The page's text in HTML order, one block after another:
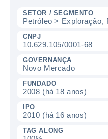
SETOR / SEGMENTO
Petróleo > Exploração,
CNPJ
10.629.105/0001-68
GOVERNANÇA
Novo Mercado
FUNDADO
2008 (há 18 anos)
IPO
2010 (há 16 anos)
TAG ALONG